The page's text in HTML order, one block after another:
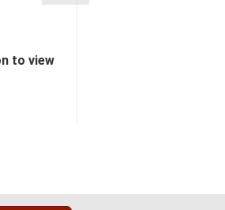
to view